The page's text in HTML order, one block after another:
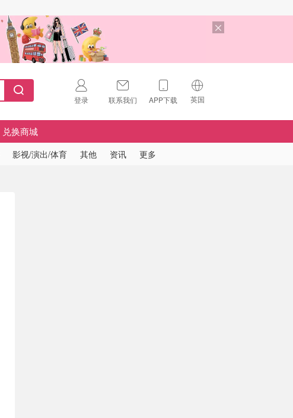
登录 联系我们 APP下载 英国
🇺🇸
🇨🇳
中国
兑换商城
影视/演出/体育 其他 资讯 更多